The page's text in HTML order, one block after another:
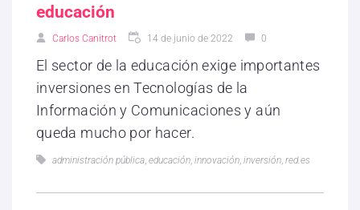
educación
Carlos Canitrot 14 de junio de 2022 0
El sector de la educación exige importantes
inversiones en Tecnologías de la
Información y Comunicaciones y aún
queda mucho por hacer.
administración pública educación innovación inversión red.es